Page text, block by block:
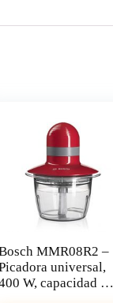
MMR08R2 –
universal,
W, capacidad de